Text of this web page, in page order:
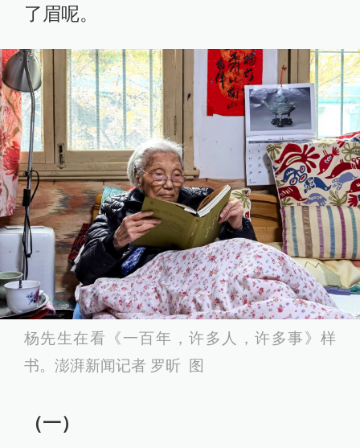
了眉呢。
杨先生在看《一百年，许多人，许多事》样
书。澎湃新闻记者 罗昕 图
（一）